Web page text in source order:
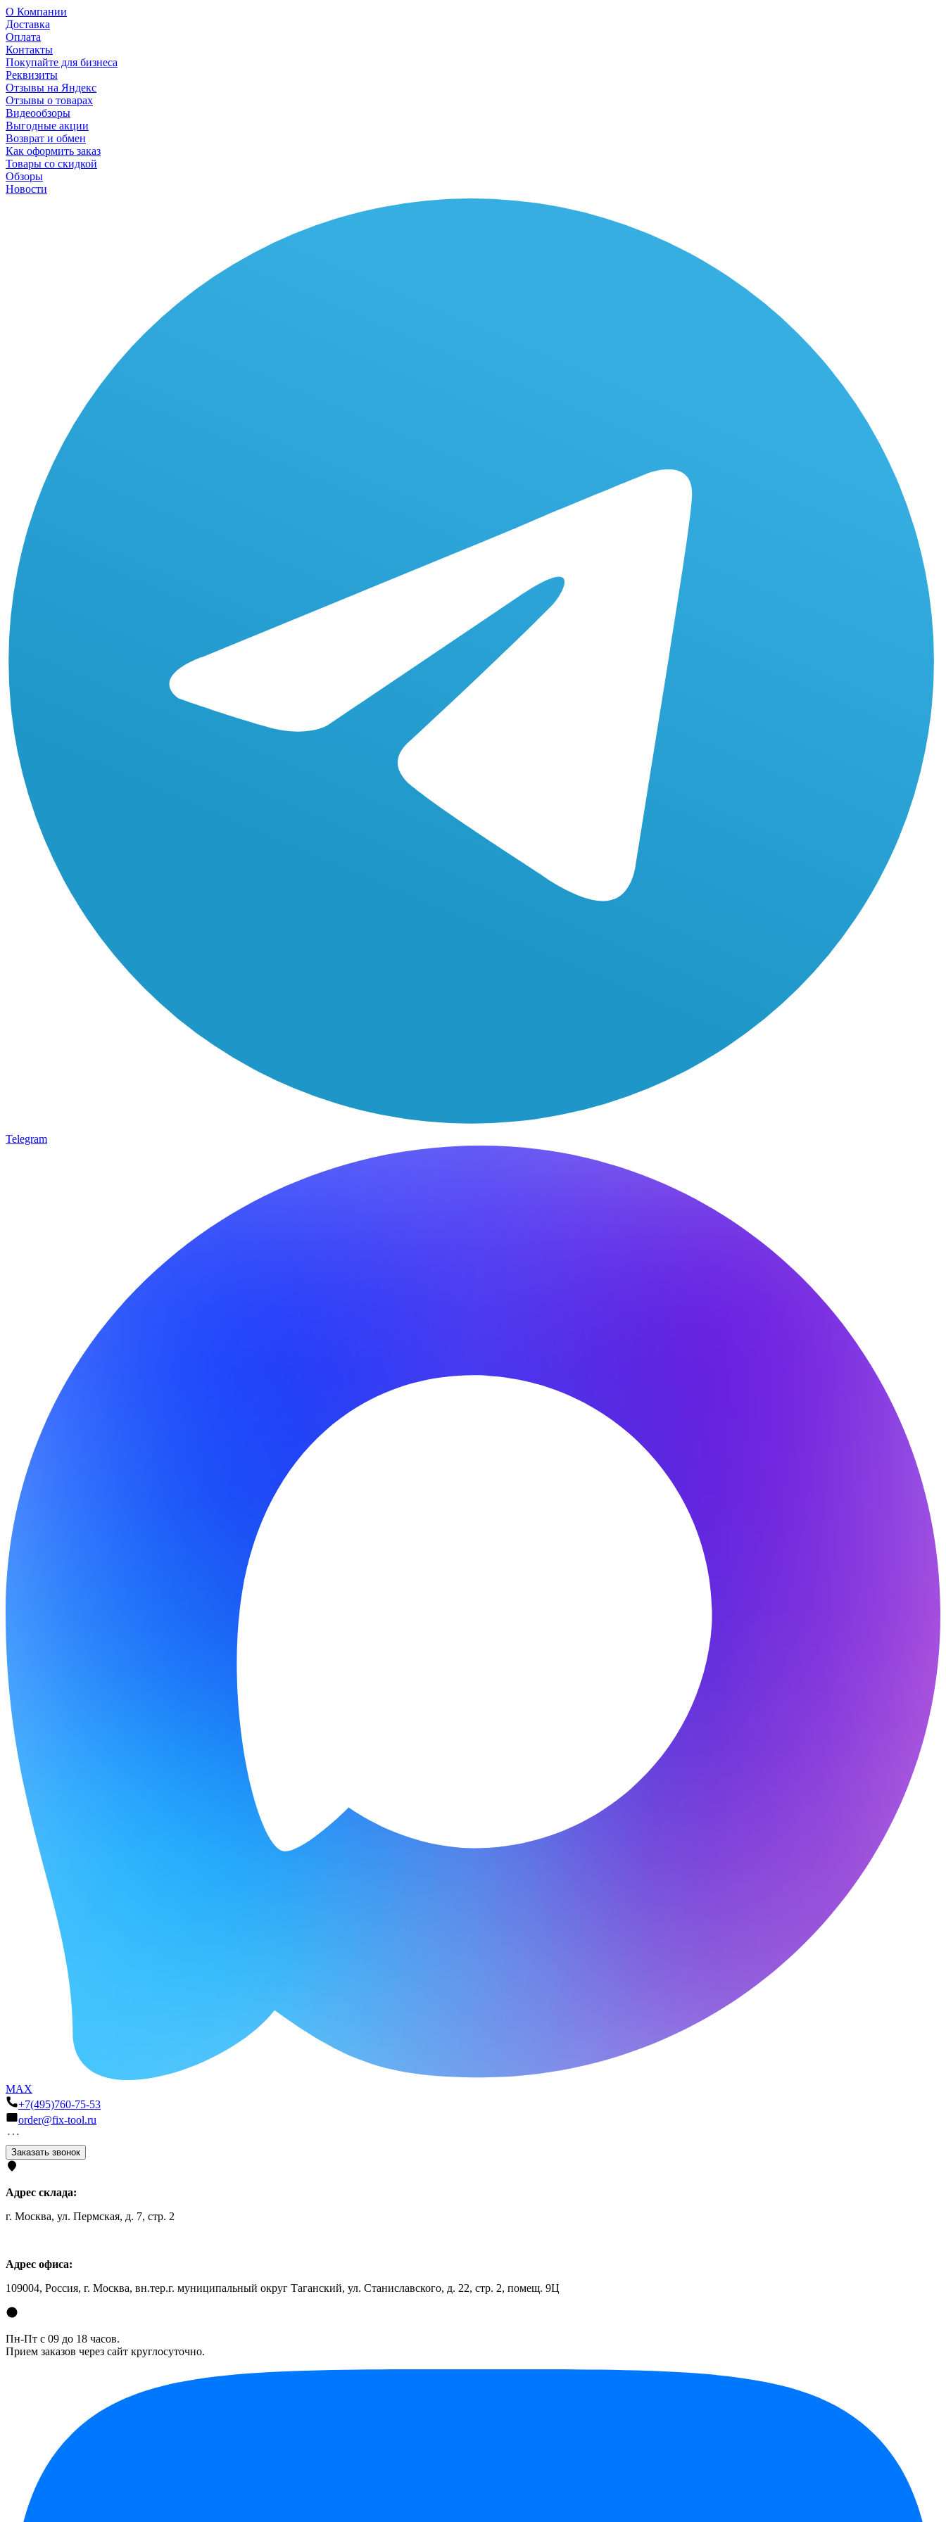
О Компании
Доставка
Оплата
Контакты
Покупайте для бизнеса
Реквизиты
Отзывы на Яндекс
Отзывы о товарах
Видеообзоры
Выгодные акции
Возврат и обмен
Как оформить заказ
Товары со скидкой
Обзоры
Новости
Telegram
MAX
+7(495)760-75-53
order@fix-tool.ru
Заказать звонок
Адрес склада:
г. Москва, ул. Пермская, д. 7, стр. 2
Адрес офиса:
109004, Россия, г. Москва, вн.тер.г. муниципальный округ Таганский, ул. Станиславского, д. 22, стр. 2, помещ. 9Ц
Пн-Пт с 09 до 18 часов.
Прием заказов через сайт круглосуточно.